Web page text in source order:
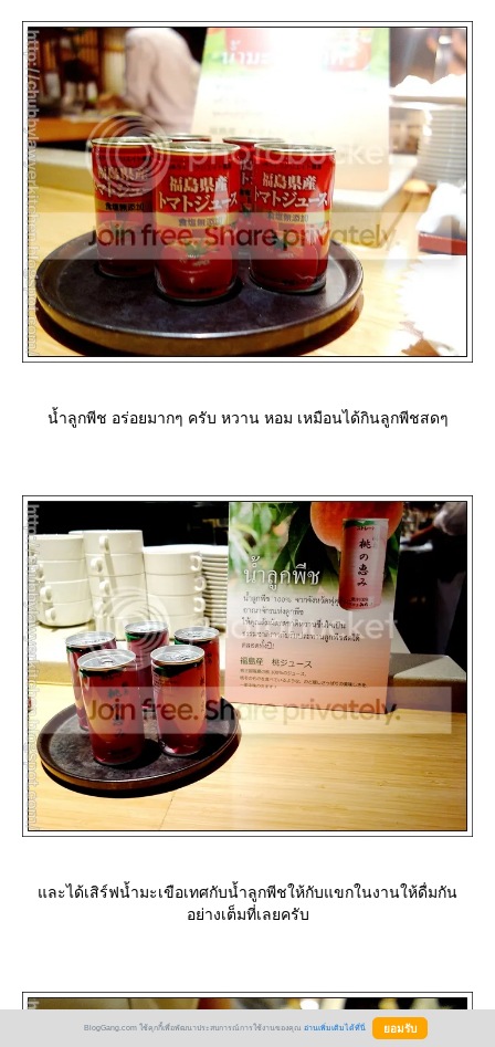
น้ำลูกพีช อร่อยมากๆ ครับ หวาน หอม เหมือนได้กินลูกพีชสดๆ
ละได้เสิร์ฟน้ำมะเขือเทศกับน้ำลูกพีชให้กับแขกในงานให้ดื่มกัน
อย่างเต็มที่เลยครับ
BlogGang.com ใช้คุกกี้เพื่อพัฒนาประสบการณ์การใช้งานของคุณ อ่านเพิ่มเติมได้ที่นี่